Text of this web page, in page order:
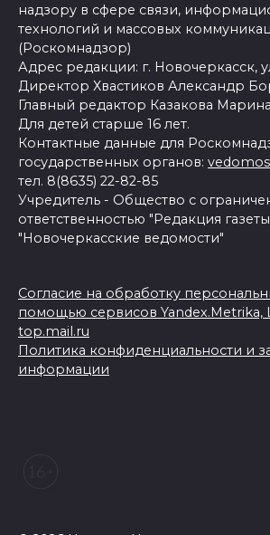
надзору в сфере связи,
технологий и массовых
(Роскомнадзор)
Адрес редакции: г. Новочеркасск,
Директор Хвастиков Александр
Главный редактор Казакова
Для детей старше 16 лет.
Контактные данные для
государственных органов:
тел. 8(8635) 22-82-85
Учредитель - Общество с
ответственностью "Редакция газеты
"Новочеркасские ведомости"
Согласие на обработку
помощью сервисов Yandex.Metrika,
top.mail.ru
Политика конфиденциальности и
информации